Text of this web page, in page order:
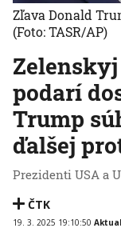
podarí
Trump
ďalšej
Prezidenti USA a
ČTK
19. 3. 2025 19:10:50
Zľava Donald
(Foto: TASR/AP)